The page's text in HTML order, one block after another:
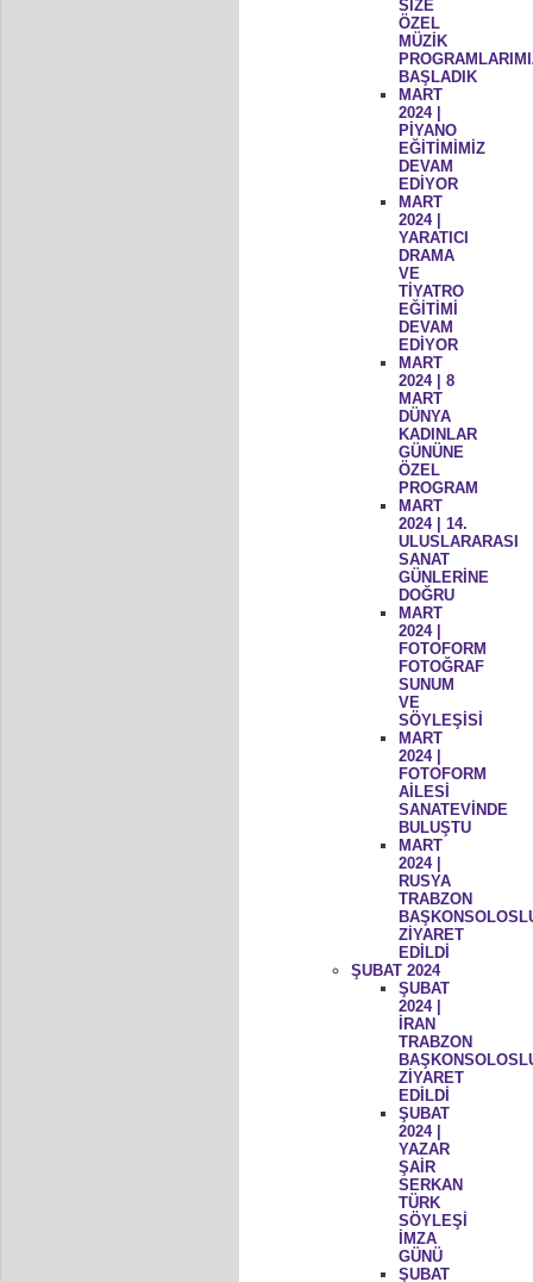
SİZE
ÖZEL
MÜZİK
BAŞLADIK
MART
2024 |
PİYANO
EĞİTİMİMİZ
DEVAM
EDİYOR
MART
2024 |
YARATICI
DRAMA
VE
TİYATRO
EĞİTİMİ
DEVAM
EDİYOR
MART
2024 | 8
MART
DÜNYA
KADINLAR
GÜNÜNE
ÖZEL
PROGRAM
MART
2024 | 14.
ULUSLARARASI
SANAT
GÜNLERİNE
DOĞRU
MART
2024 |
FOTOFORM
FOTOĞRAF
SUNUM
VE
SÖYLEŞİSİ
MART
2024 |
FOTOFORM
AİLESİ
SANATEVİNDE
BULUŞTU
MART
2024 |
RUSYA
TRABZON
ZİYARET
EDİLDİ
ŞUBAT 2024
ŞUBAT
2024 |
İRAN
TRABZON
ZİYARET
EDİLDİ
ŞUBAT
2024 |
YAZAR
ŞAİR
SERKAN
TÜRK
SÖYLEŞİ
İMZA
GÜNÜ
ŞUBAT